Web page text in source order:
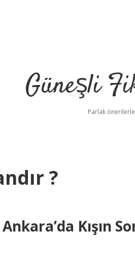
Güneşli
Parlak
?
Kışın